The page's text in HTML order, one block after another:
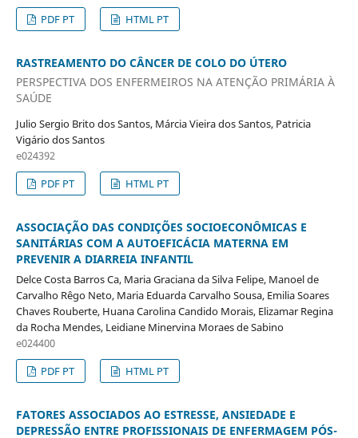
PDF PT
HTML PT
RASTREAMENTO DO CÂNCER DE COLO DO ÚTERO
PERSPECTIVA DOS ENFERMEIROS NA ATENÇÃO PRIMÁRIA À
SAÚDE
Julio Sergio Brito dos Santos, Márcia Vieira dos Santos, Patricia
Vigário dos Santos
e024392
PDF PT
HTML PT
ASSOCIAÇÃO DAS CONDIÇÕES SOCIOECONÔMICAS E
SANITÁRIAS COM A AUTOEFICÁCIA MATERNA EM
PREVENIR A DIARREIA INFANTIL
Delce Costa Barros Ca, Maria Graciana da Silva Felipe, Manoel de
Carvalho Rêgo Neto, Maria Eduarda Carvalho Sousa, Emilia Soares
Chaves Rouberte, Huana Carolina Candido Morais, Elizamar Regina
da Rocha Mendes, Leidiane Minervina Moraes de Sabino
e024400
PDF PT
HTML PT
FATORES ASSOCIADOS AO ESTRESSE, ANSIEDADE E
DEPRESSÃO ENTRE PROFISSIONAIS DE ENFERMAGEM PÓS-